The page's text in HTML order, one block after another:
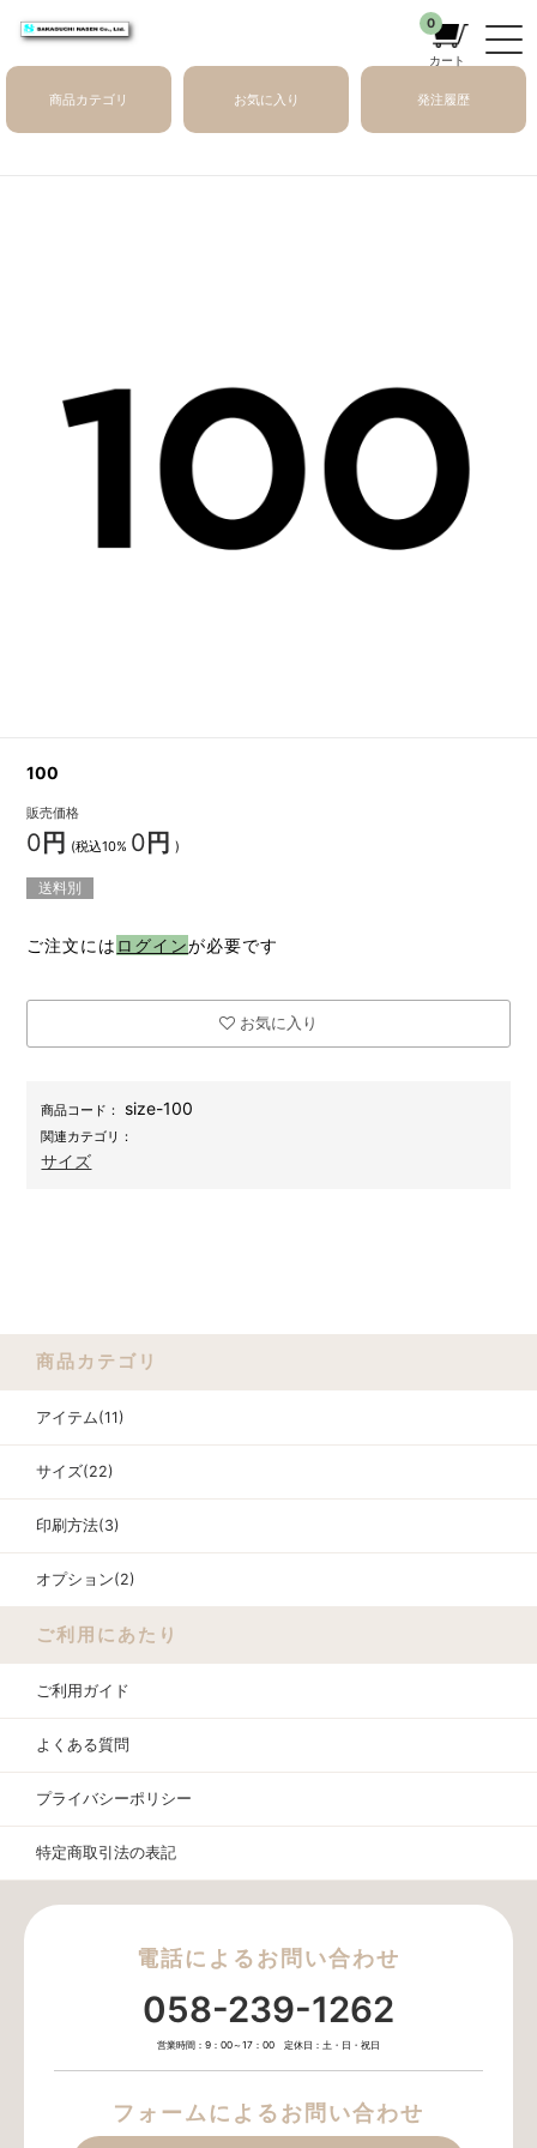
0
カート
商品カテゴリ お気に入り 発注履歴
100
販売価格
0 円 (税込10% 0 円 )
送料別
ご注文には ログインが必要です
お気に入り
商品コード： size-100
関連カテゴリ：
サイズ
商品カテゴリ
アイテム(11)
サイズ(22)
印刷方法(3)
オプション(2)
ご利用にあたり
ご利用ガイド
よくある質問
プライバシーポリシー
特定商取引法の表記
電話によるお問い合わせ
058-239-1262
営業時間：9：00～17：00 定休日：土・日・祝日
フォームによるお問い合わせ